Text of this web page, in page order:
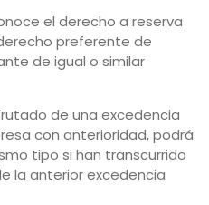
el derecho a reserva
preferente de
de igual o similar
de una excedencia
con anterioridad, podrá
tipo si han transcurrido
la anterior excedencia